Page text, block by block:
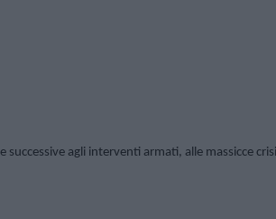
successive agli interventi armati, alle massicce